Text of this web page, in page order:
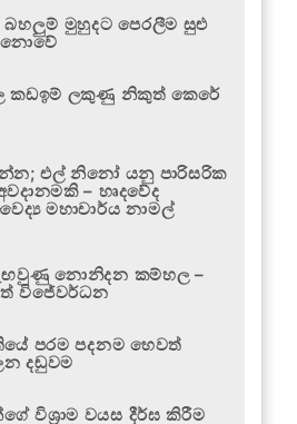
මුහුදට පෙරලීම සුළු
නොවේ
කඩඉම් ලකුණු නිකුත් කෙරේ
එල් නිනෝ යනු පාරිසරික
– හෘදවේද
මහාචාර්ය නාමල්
නොනිදන කම්හල –
විජේවර්ධන
පරම පදනම හෙවත්
දඬුවම
විශ්‍රාම වයස දීර්ඝ කිරීම